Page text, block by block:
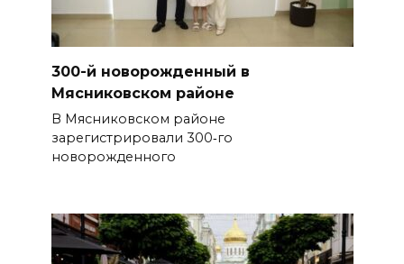
300-й новорожденный в
Мясниковском районе
В Мясниковском районе
зарегистрировали 300‑го
новорожденного